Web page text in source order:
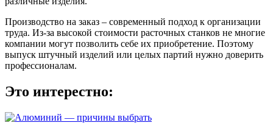
Производство на заказ – современный подход к организации
труда. Из-за высокой стоимости расточных станков не многие
компании могут позволить себе их приобретение. Поэтому
выпуск штучный изделий или целых партий нужно доверить
профессионалам.
Это интерестно: